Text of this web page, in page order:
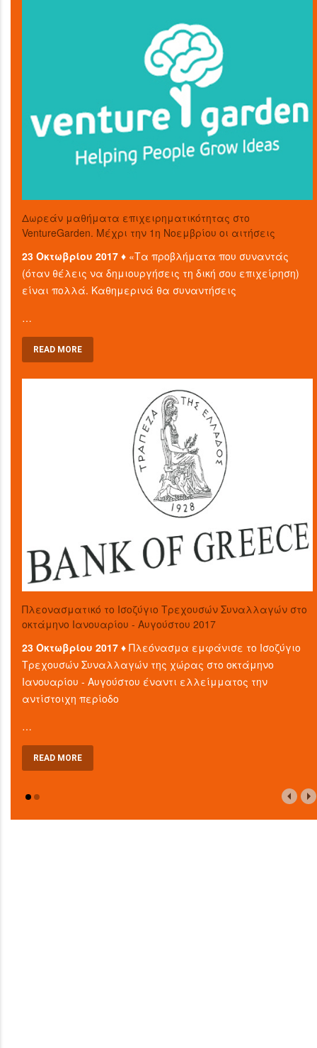
Δωρεάν μαθήματα επιχειρηματικότητας στο
VentureGarden. Μέχρι την 1η Νοεμβρίου οι αιτήσεις
23 Οκτωβρίου 2017 ♦ «Τα προβλήματα που συναντάς
(όταν θέλεις να δημιουργήσεις τη δική σου επιχείρηση)
είναι πολλά. Καθημερινά θα συναντήσεις
…
READ MORE
Πλεονασματικό το Ισοζύγιο Τρεχουσών Συναλλαγών στο
οκτάμηνο Ιανουαρίου - Αυγούστου 2017
23 Οκτωβρίου 2017 ♦Πλεόνασμα εμφάνισε το Ισοζύγιο
Τρεχουσών Συναλλαγών της χώρας στο οκτάμηνο
Ιανουαρίου - Αυγούστου έναντι ελλείμματος την
αντίστοιχη περίοδο
…
READ MORE